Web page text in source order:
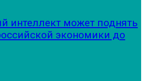
интеллект может поднять
экономики до